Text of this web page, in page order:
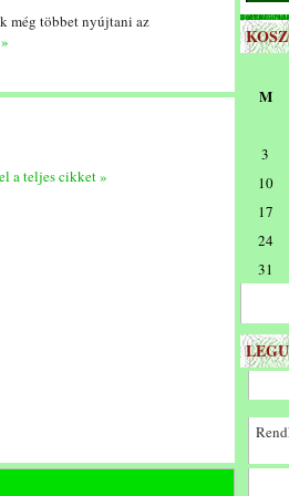
még többet nyújtani az
a teljes cikket »
M
3
10
17
24
31